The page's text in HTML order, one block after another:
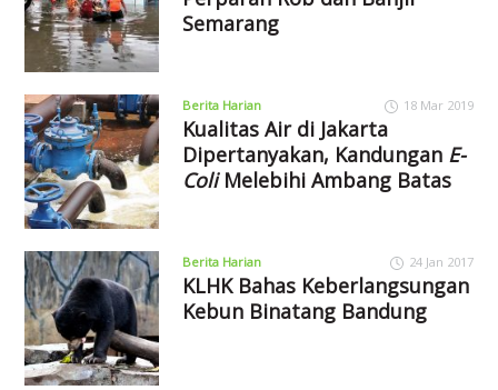
Semarang
Berita Harian 18 Mar 2019
Kualitas Air di Jakarta
Dipertanyakan, Kandungan E-
ColiMelebihi Ambang Batas
Berita Harian 24 Jan 2017
KLHK Bahas Keberlangsungan
Kebun Binatang Bandung